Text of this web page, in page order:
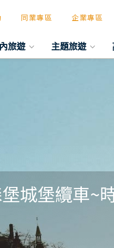
同業專區 企業專區
旅遊 主題旅遊
城堡纜車~